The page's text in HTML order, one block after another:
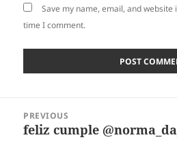
Save my name, email, and
time I comment.
navigation
PREVIOUS
Previous
feliz cumple @norma_da_